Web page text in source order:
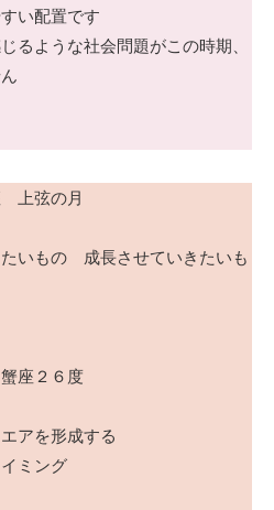
い配置です
るような社会問題がこの時期、
上弦の月
いもの 成長させていきたいも
座２６度
アを形成する
ミング